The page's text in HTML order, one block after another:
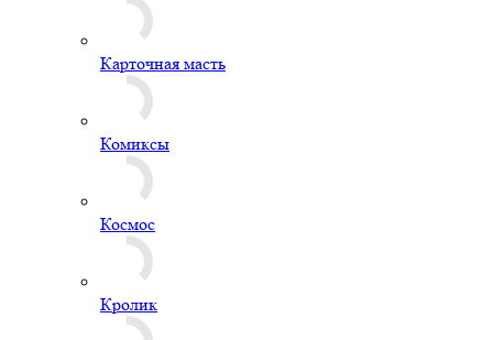
Карточная масть
Комиксы
Космос
Кролик